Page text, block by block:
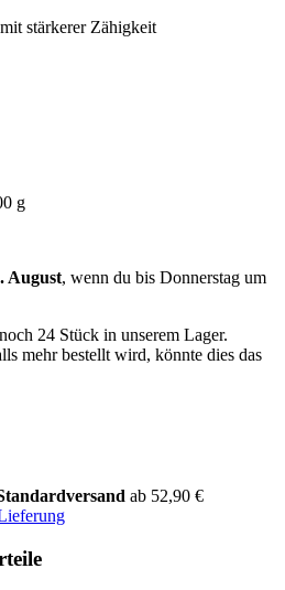
stärkerer Zähigkeit
g
August, wenn du bis Donnerstag um
24 Stück in unserem Lager.
mehr bestellt wird, könnte dies das
ab 52,90 €